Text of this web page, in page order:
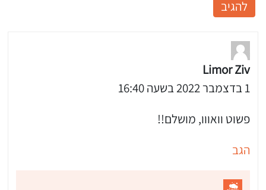
Limor Ziv
1 בדצמבר 2022 בשעה 16:40
פשוט וואווו, מושלם!!
הגב